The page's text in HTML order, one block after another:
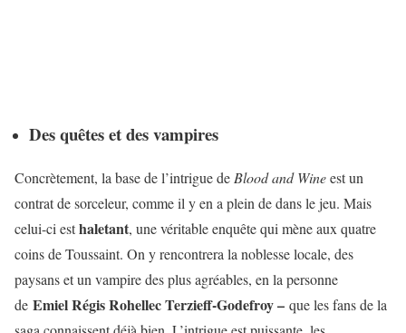
Des quêtes et des vampires
Concrètement, la base de l’intrigue deBlood and Wineest un
contrat de sorceleur, comme il y en a plein de dans le jeu. Mais
celui-ci esthaletant, une véritable enquête qui mène aux quatre
coins de Toussaint. On y rencontrera la noblesse locale, des
paysans et un vampire des plus agréables, en la personne
de Emiel Régis Rohellec Terzieff-Godefroy – que les fans de la